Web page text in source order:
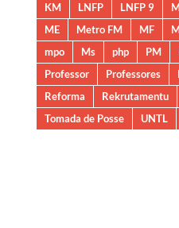
KM
LNFP LNFP 9
ME
Metro FM MF
mpo
Ms php PM
Professor
Professores
Reforma
Rekrutamentu
Tomada de Posse
UNTL